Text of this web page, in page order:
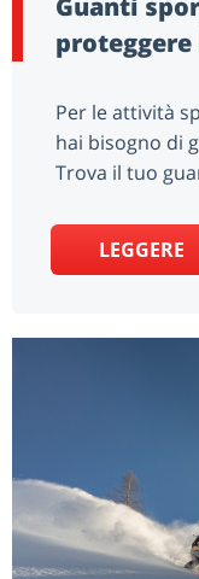
Guanti
Per le attività
hai bisogno di
Trova il tuo
LEGGERE